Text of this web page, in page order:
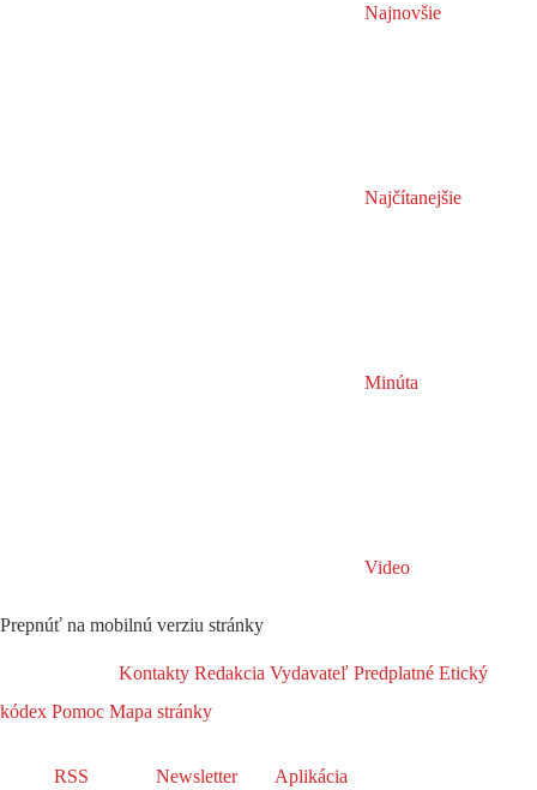
Najnovšie
Najčítanejšie
Minúta
Video
Prepnúť na mobilnú verziu stránky
Kontakty Redakcia Vydavateľ Predplatné Etický
kódex Pomoc Mapa stránky
RSS Newsletter Aplikácia